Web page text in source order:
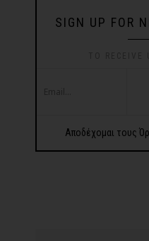
SIGN UP FOR
Αποδέχομαι τους